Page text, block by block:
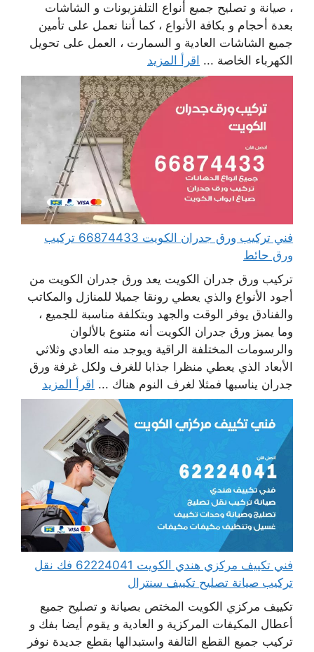
، صيانة و تصليح جميع أنواع التلفزيونات و الشاشات
بعدة أحجام و بكافة الأنواع ، كما أننا نعمل على تأمين
جميع الشاشات العادية و السمارت ، العمل على تحويل
الكهرباء الخاصة ... اقرأ المزيد
فني تركيب ورق جدران الكويت 66874433 تركيب
ورق حائط
تركيب ورق جدران الكويت يعد ورق جدران الكويت من
أجود الأنواع والذي يعطي رونقا جميلا للمنازل والمكاتب
والفنادق يوفر الوقت والجهد وبتكلفة مناسبة للجميع ،
وما يميز ورق جدران الكويت أنه متنوع بالألوان
والرسومات المختلفة الراقية ويوجد منه العادي وثلاثي
الأبعاد الذي يعطي منظرا جذابا للغرف ولكل غرفة ورق
جدران يناسبها فمثلا لغرف النوم هناك ... اقرأ المزيد
فني تكييف مركزي هندي الكويت 62224041 فك نقل
تركيب صيانة تصليح تكييف سنترال
تكييف مركزي الكويت المختص بصيانة و تصليح جميع
أعطال المكيفات المركزية و العادية و يقوم أيضا بفك و
تركيب جميع القطع التالفة واستبدالها بقطع جديدة نوفر